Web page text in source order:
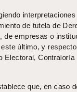
interpretaciones
de tutela de
de empresas o
último, y
Electoral, Contraloría
que, en caso